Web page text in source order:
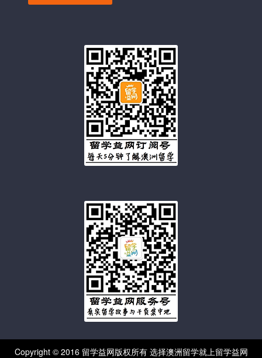
Copyright © 2016 留学益网版权所有 选择澳洲留学就上留学益网